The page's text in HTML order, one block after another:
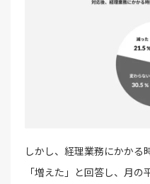
しかし、経理業務にかか
「増えた」と回答し、月